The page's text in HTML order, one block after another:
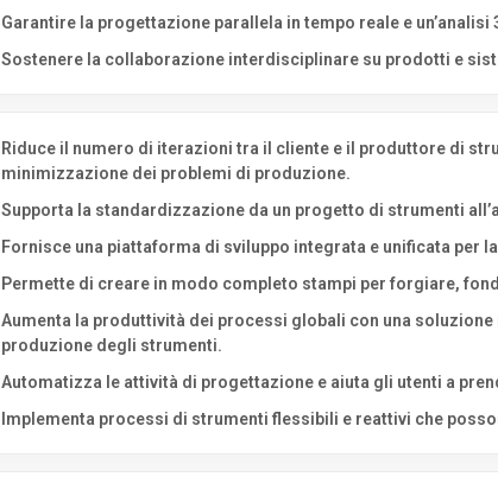
Garantire la progettazione parallela in tempo reale e un’analisi
Sostenere la collaborazione interdisciplinare su prodotti e
Riduce il numero di iterazioni tra il cliente e il produttore di
minimizzazione dei problemi di produzione.
Supporta la standardizzazione da un progetto di strumenti
Fornisce una piattaforma di sviluppo integrata e unificata per
Permette di creare in modo completo stampi per forgiare,
Aumenta la produttività dei processi globali con una
produzione degli strumenti.
Automatizza le attività di progettazione e aiuta gli utenti a
Implementa processi di strumenti flessibili e reattivi che